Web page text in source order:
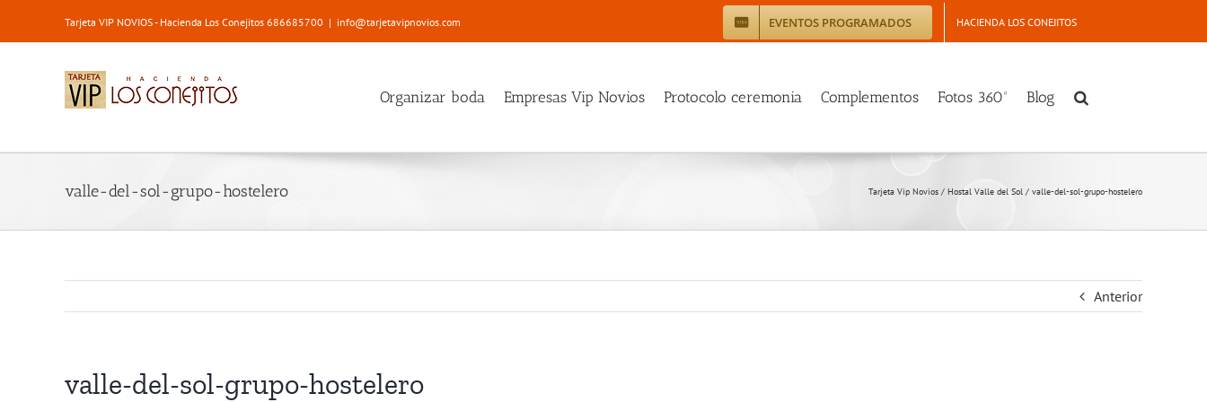
Tarjeta VIP NOVIOS - Hacienda Los Conejitos 686685700 | info@tarjetavipnovios.com EVENTOS PROGRAMADOS HACIENDA LOS CONEJITOS
Organizar boda Empresas Vip Novios Protocolo ceremonia Complementos Fotos 360º Blog
valle-del-sol-grupo-hostelero Tarjeta Vip Novios / Hostal Valle del Sol / valle-del-sol-grupo-hostelero
Anterior
valle-del-sol-grupo-hostelero